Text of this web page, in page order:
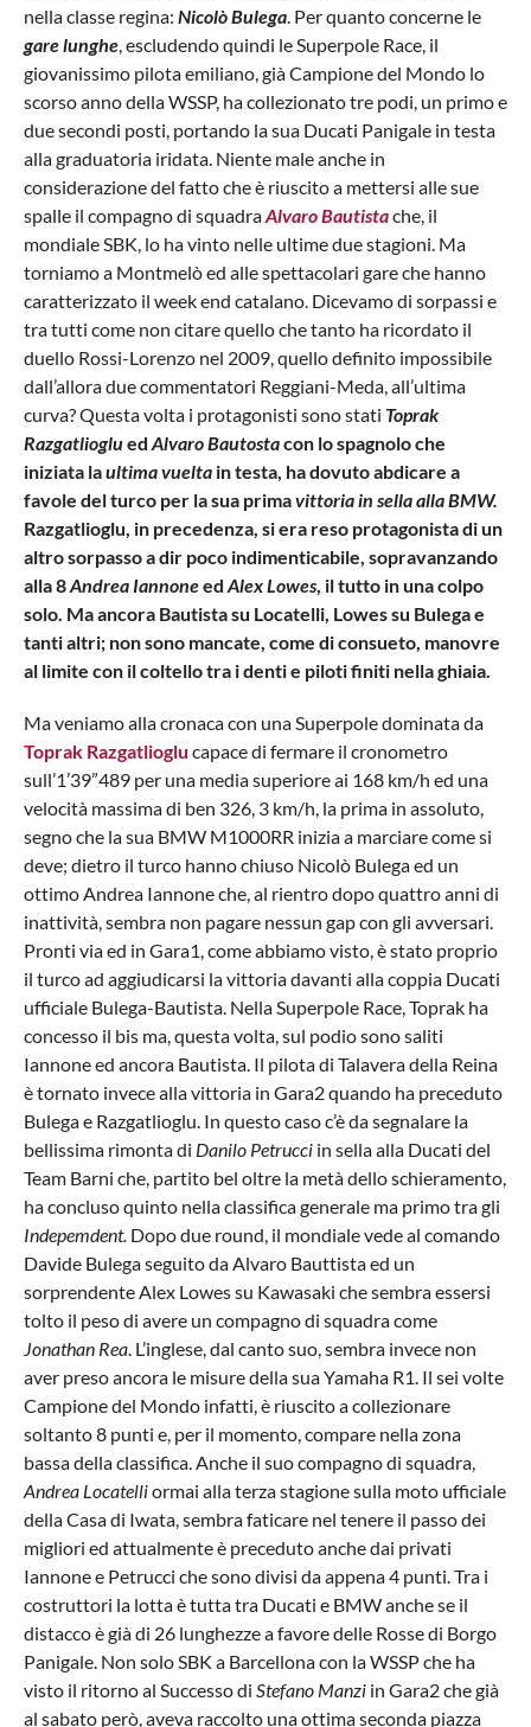
nella classe regina: Nicolò Bulega. Per quanto concerne le
gare lunghe, escludendo quindi le Superpole Race, il
giovanissimo pilota emiliano, già Campione del Mondo lo
scorso anno della WSSP, ha collezionato tre podi, un primo e
due secondi posti, portando la sua Ducati Panigale in testa
alla graduatoria iridata. Niente male anche in
considerazione del fatto che è riuscito a mettersi alle sue
spalle il compagno di squadraAlvaro Bautistache, il
mondiale SBK, lo ha vinto nelle ultime due stagioni. Ma
torniamo a Montmelò ed alle spettacolari gare che hanno
caratterizzato il week end catalano. Dicevamo di sorpassi e
tra tutti come non citare quello che tanto ha ricordato il
duello Rossi-Lorenzo nel 2009, quello definito impossibile
dall’allora due commentatori Reggiani-Meda, all’ultima
curva? Questa volta i protagonisti sono stati Toprak
Razgatlioglued Alvaro Bautostacon lo spagnolo che
iniziata laultima vueltain testa, ha dovuto abdicare a
favole del turco per la sua primavittoria in sella alla BMW.
Razgatlioglu, in precedenza, si era reso protagonista di un
altro sorpasso a dir poco indimenticabile, sopravanzando
alla 8Andrea Iannoneed Alex Lowes, il tutto in una colpo
solo. Ma ancora Bautista su Locatelli, Lowes su Bulega e
tanti altri; non sono mancate, come di consueto, manovre
al limite con il coltello tra i denti e piloti finiti nella ghiaia.
Ma veniamo alla cronaca con una Superpole dominata da
Toprak Razgatlioglu capace di fermare il cronometro
sull’1’39”489 per una media superiore ai 168 km/h ed una
velocità massima di ben 326, 3 km/h, la prima in assoluto,
segno che la sua BMW M1000RR inizia a marciare come si
deve; dietro il turco hanno chiuso Nicolò Bulega ed un
ottimo Andrea Iannone che, al rientro dopo quattro anni di
inattività, sembra non pagare nessun gap con gli avversari.
Pronti via ed in Gara1, come abbiamo visto, è stato proprio
il turco ad aggiudicarsi la vittoria davanti alla coppia Ducati
ufficiale Bulega-Bautista. Nella Superpole Race, Toprak ha
concesso il bis ma, questa volta, sul podio sono saliti
Iannone ed ancora Bautista. Il pilota di Talavera della Reina
è tornato invece alla vittoria in Gara2 quando ha preceduto
Bulega e Razgatlioglu. In questo caso c’è da segnalare la
bellissima rimonta di Danilo Petrucciin sella alla Ducati del
Team Barni che, partito bel oltre la metà dello schieramento,
ha concluso quinto nella classifica generale ma primo tra gli
Indepemdent. Dopo due round, il mondiale vede al comando
Davide Bulega seguito da Alvaro Bauttista ed un
sorprendente Alex Lowes su Kawasaki che sembra essersi
tolto il peso di avere un compagno di squadra come
Jonathan Rea. L’inglese, dal canto suo, sembra invece non
aver preso ancora le misure della sua Yamaha R1. Il sei volte
Campione del Mondo infatti, è riuscito a collezionare
soltanto 8 punti e, per il momento, compare nella zona
bassa della classifica. Anche il suo compagno di squadra,
Andrea Locatelliormai alla terza stagione sulla moto ufficiale
della Casa di Iwata, sembra faticare nel tenere il passo dei
migliori ed attualmente è preceduto anche dai privati
Iannone e Petrucci che sono divisi da appena 4 punti. Tra i
costruttori la lotta è tutta tra Ducati e BMW anche se il
distacco è già di 26 lunghezze a favore delle Rosse di Borgo
Panigale. Non solo SBK a Barcellona con la WSSP che ha
visto il ritorno al Successo di Stefano Manziin Gara2 che già
al sabato però, aveva raccolto una ottima seconda piazza